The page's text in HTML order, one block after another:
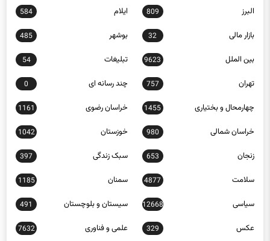
البرز 809 ایلام 584
بازار مالی 32 بوشهر 485
بین الملل 9623 تبلیغات 54
تهران 757 چند رسانه ای 0
چهارمحال و بختیاری 1455 خراسان رضوی 1161
خراسان شمالی 980 خوزستان 1042
زنجان 653 سبک زندگی 397
سلامت 4877 سمنان 1185
سیاسی 12668 سیستان و بلوچستان 491
عکس 329 علمی و فناوری 7632